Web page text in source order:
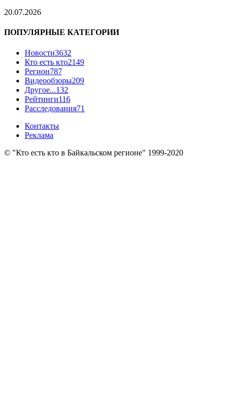
20.07.2026
ПОПУЛЯРНЫЕ КАТЕГОРИИ
Новости3632
Кто есть кто2149
Регион787
Видеообзоры209
Другое...132
Рейтинги116
Расследования71
Контакты
Реклама
© "Кто есть кто в Байкальском регионе" 1999-2020